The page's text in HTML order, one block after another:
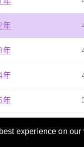
experience on
年
年
年
年
日本年号的快速搜寻